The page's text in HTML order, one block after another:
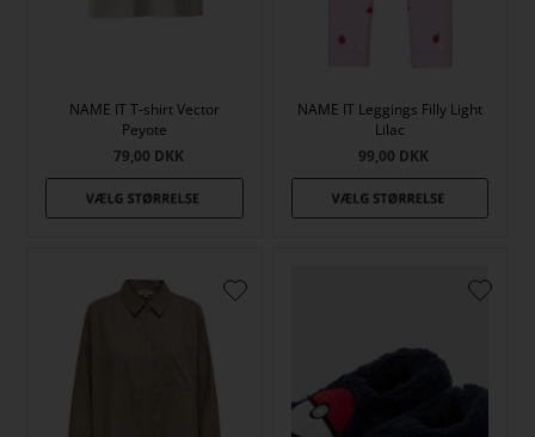
NAME IT T-shirt Vector
Peyote
79,00 DKK
NAME IT Leggings Filly Light
Lilac
99,00 DKK